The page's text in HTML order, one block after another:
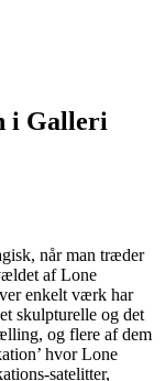
i Galleri
når man træder
af Lone
enkelt værk har
skulpturelle og det
og flere af dem
hvor Lone
satelitter,